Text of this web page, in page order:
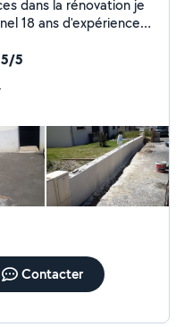
dans la rénovation je
parqueet. Carrlage
5
Contacter